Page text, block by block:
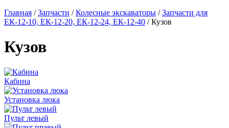
Главная /Запчасти /Колесные экскаваторы /Запчасти для
ЕК-12-10, ЕК-12-20, ЕК-12-24, ЕК-12-40 /Кузов
Кузов
Кабина
Установка люка
Пульт левый